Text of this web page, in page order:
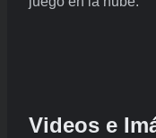
Videos e